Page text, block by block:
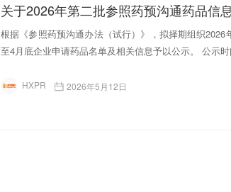
关于2026年第二批参照药预沟通药品信
根据《参照药预沟通办法（试行）》，拟择期组织
至4月底企业申请药品名单及相关信息予以公示。 公示
HXPR 2026年5月12日